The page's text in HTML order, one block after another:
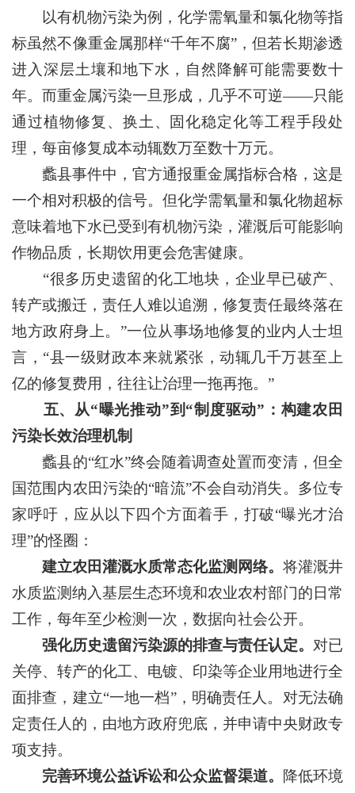
以有机物污染为例，化学需氧量和氯化物等指
标虽然不像重金属那样“千年不腐”，但若长期渗透
进入深层土壤和地下水，自然降解可能需要数十
年。而重金属污染一旦形成，几乎不可逆——只能
通过植物修复、换土、固化稳定化等工程手段处
理，每亩修复成本动辄数万至数十万元。
蠡县事件中，官方通报重金属指标合格，这是
一个相对积极的信号。但化学需氧量和氯化物超标
意味着地下水已受到有机物污染，灌溉后可能影响
作物品质，长期饮用更会危害健康。
“很多历史遗留的化工地块，企业早已破产、
转产或搬迁，责任人难以追溯，修复责任最终落在
地方政府身上。”一位从事场地修复的业内人士坦
言，“县一级财政本来就紧张，动辄几千万甚至上
亿的修复费用，往往让治理一拖再拖。”
五、从“曝光推动”到“制度驱动”：构建农田
污染长效治理机制
蠡县的“红水”终会随着调查处置而变清，但全
国范围内农田污染的“暗流”不会自动消失。多位专
家呼吁，应从以下四个方面着手，打破“曝光才治
理”的怪圈：
建立农田灌溉水质常态化监测网络。 将灌溉井
水质监测纳入基层生态环境和农业农村部门的日常
工作，每年至少检测一次，数据向社会公开。
强化历史遗留污染源的排查与责任认定。 对已
关停、转产的化工、电镀、印染等企业用地进行全
面排查，建立“一地一档”，明确责任人。对无法确
定责任人的，由地方政府兜底，并申请中央财政专
项支持。
完善环境公益诉讼和公众监督渠道。 降低环境